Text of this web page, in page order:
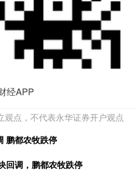
经APP
观点，不代表永华证券开户观点
鹏都农牧跌停
回调，鹏都农牧跌停